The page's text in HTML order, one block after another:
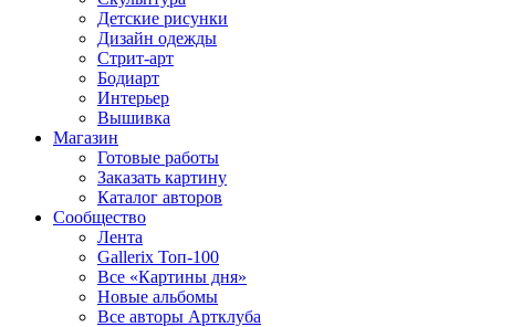
Детские рисунки
Дизайн одежды
Стрит-арт
Бодиарт
Интерьер
Вышивка
Магазин
Готовые работы
Заказать картину
Каталог авторов
Сообщество
Лента
Gallerix Топ-100
Все «Картины дня»
Новые альбомы
Все авторы Артклуба